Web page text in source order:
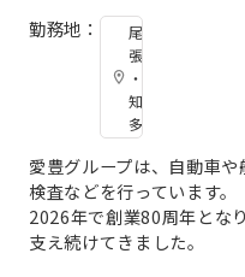
勤務地：
尾
張
・
知
多
愛豊グループは、自動車や
検査などを行っています。
2026年で創業80周年とな
支え続けてきました。